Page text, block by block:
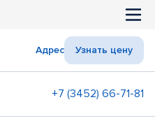
Адрес Узнать цену
+7 (3452) 66-71-81